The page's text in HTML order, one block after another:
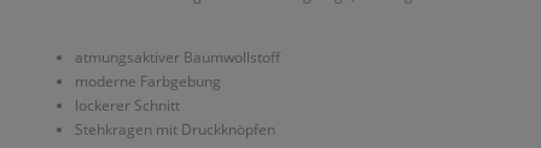
atmungsaktiver Baumwollstoff
moderne Farbgebung
lockerer Schnitt
Stehkragen mit Druckknöpfen